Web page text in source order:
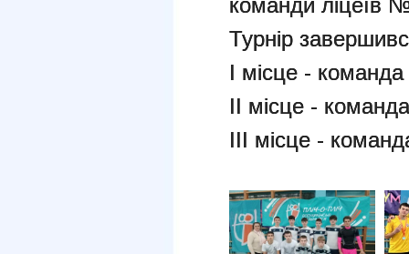
Турнір
І місце -
ІІ місце -
ІІІ місце -